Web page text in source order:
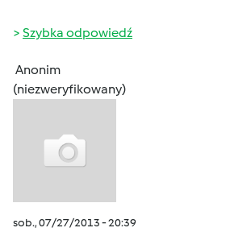
Szybka odpowiedź
Anonim
(niezweryfikowany)
sob., 07/27/2013 - 20:39